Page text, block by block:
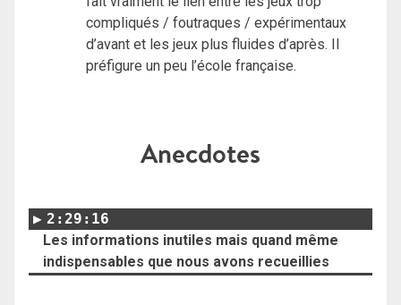
compliqués / foutraques / expérimentaux
d’avant et les jeux plus fluides d’après. Il
préfigure un peu l’école française.
Anecdotes
2:29:16
Les informations inutiles mais quand même
indispensables que nous avons recueillies